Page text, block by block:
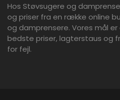
Hos Støvsugere og
og priser fra en række online
og damprensere. Vores mål
bedste priser, lagterstaus og
for fejl.